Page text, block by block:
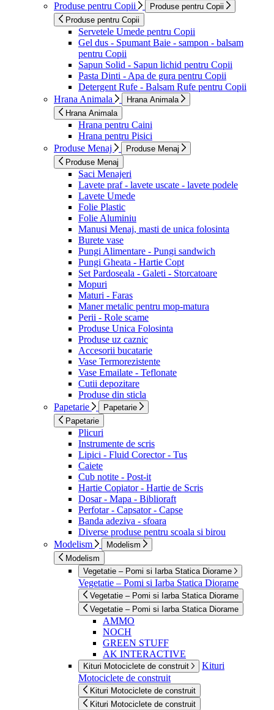
Produse pentru Copii
Produse pentru Copii
Produse pentru Copii
Servetele Umede pentru Copii
Gel dus - Spumant Baie - sampon - balsam
pentru Copii
Sapun Solid - Sapun lichid pentru Copii
Pasta Dinti - Apa de gura pentru Copii
Detergent Rufe - Balsam Rufe pentru Copii
Hrana Animala
Hrana Animala
Hrana Animala
Hrana pentru Caini
Hrana pentru Pisici
Produse Menaj
Produse Menaj
Produse Menaj
Saci Menajeri
Lavete praf - lavete uscate - lavete podele
Lavete Umede
Folie Plastic
Folie Aluminiu
Manusi Menaj, masti de unica folosinta
Burete vase
Pungi Alimentare - Pungi sandwich
Pungi Gheata - Hartie Copt
Set Pardoseala - Galeti - Storcatoare
Mopuri
Maturi - Faras
Maner metalic pentru mop-matura
Perii - Role scame
Produse Unica Folosinta
Produse uz caznic
Accesorii bucatarie
Vase Termorezistente
Vase Emailate - Teflonate
Cutii depozitare
Produse din sticla
Papetarie
Papetarie
Papetarie
Plicuri
Instrumente de scris
Lipici - Fluid Corector - Tus
Caiete
Cub notite - Post-it
Hartie Copiator - Hartie de Scris
Dosar - Mapa - Biblioraft
Perfotar - Capsator - Capse
Banda adeziva - sfoara
Diverse produse pentru scoala si birou
Modelism
Modelism
Modelism
Vegetatie – Pomi si Iarba Statica Diorame
Vegetatie – Pomi si Iarba Statica Diorame
Vegetatie – Pomi si Iarba Statica Diorame
Vegetatie – Pomi si Iarba Statica Diorame
AMMO
NOCH
GREEN STUFF
AK INTERACTIVE
Kituri Motociclete de construit
Kituri
Motociclete de construit
Kituri Motociclete de construit
Kituri Motociclete de construit